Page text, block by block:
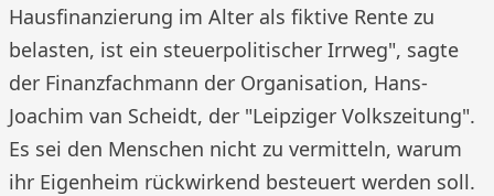
Hausfinanzierung im Alter als fiktive Rente zu
belasten, ist ein steuerpolitischer Irrweg", sagte
der Finanzfachmann der Organisation, Hans-
Joachim van Scheidt, der "Leipziger Volkszeitung".
Es sei den Menschen nicht zu vermitteln, warum
ihr Eigenheim rückwirkend besteuert werden soll.